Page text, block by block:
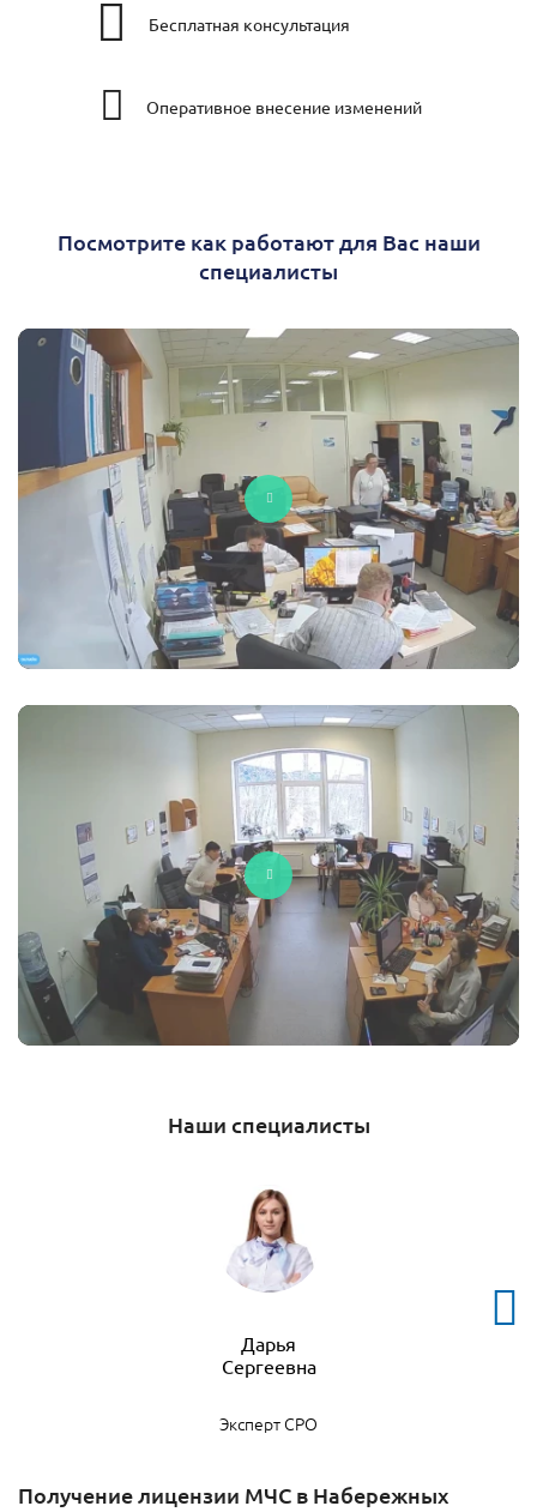
Бесплатная консультация
Оперативное внесение изменений
Посмотрите как работают для Вас наши
специалисты
Наши специалисты
Дарья
Сергеевна
Эксперт СРО
Получение лицензии МЧС в Набережных